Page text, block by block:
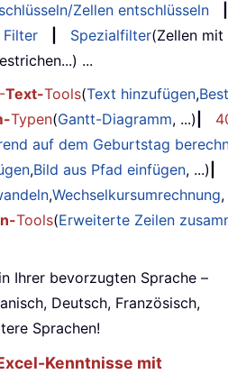
Zellen entschlüsseln
Filter Spezialfilter(Zellen
...
Text-Tools(Text hinzufügen,
Typen(Gantt-Diagramm, ...)
auf dem Geburtstag
,Bild aus Pfad einfügen, ...)
,Wechselkursumrechnung
Tools(Erweiterte Zeilen
Ihrer bevorzugten Sprache –
Deutsch, Französisch,
Sprachen!
Kenntnisse mit